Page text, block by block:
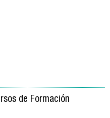
de Formación